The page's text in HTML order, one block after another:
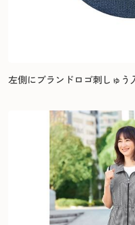
左側にブランドロゴ刺しゅう